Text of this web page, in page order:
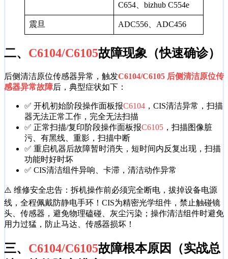
C654、bizhub C554e
震旦 ADC556、ADC456
二、 C6104/C6105故障现象（快速确诊）
后侧清洁原位传感器异常，触发C6104/C6105 后侧清洁原位传
感器异常故障后，典型症状如下：
✅ 开机初始阶段操作面板报C6104 ，CIS清洁异常，扫描
器无法正常工作，完全无法扫描
✅ 正常扫描/复印阶段操作面板报C6105 ，扫描图像脏
污、有黑线、重影，扫描中断
✅ 重启机器后故障暂时消失，短时间内反复出现，扫描
功能时好时坏
✅ CIS清洁组件异响、卡滞，清洁动作异常
⚠️ 维修安全忠告：拆机操作前必须完全断电，拔掉设备电源
线，全程佩戴防静电手环！CIS为精密光学组件，禁止触碰镜
头、传感器，避免物理磕碰、灰尘污染；操作清洁组件时避免
用力过猛，防止马达、传感器损坏！
三、 C6104/C6105故障根本原因（实战总